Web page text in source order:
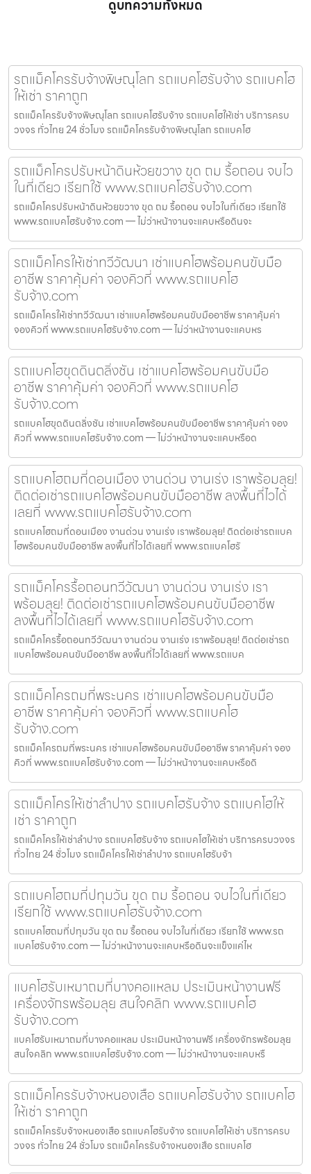
ดูบทความทั้งหมด
รถแม็คโครรับจ้างพิษณุโลก รถแบคโฮรับจ้าง รถแบคโฮ
ให้เช่า ราคาถูก
รถแม็คโครรับจ้างพิษณุโลก รถแบคโฮรับจ้าง รถแบคโฮให้เช่า บริการครบ
วงจร ทั่วไทย 24 ชั่วโมง รถแม็คโครรับจ้างพิษณุโลก รถแบคโฮ
รถแม็คโครปรับหน้าดินห้วยขวาง ขุด ถม รื้อถอน จบไว
ในที่เดียว เรียกใช้ www.รถแบคโฮรับจ้าง.com
รถแม็คโครปรับหน้าดินห้วยขวาง ขุด ถม รื้อถอน จบไวในที่เดียว เรียกใช้
www.รถแบคโฮรับจ้าง.com — ไม่ว่าหน้างานจะแคบหรือดินจะ
รถแม็คโครให้เช่าทวีวัฒนา เช่าแบคโฮพร้อมคนขับมือ
อาชีพ ราคาคุ้มค่า จองคิวที่ www.รถแบคโฮ
รับจ้าง.com
รถแม็คโครให้เช่าทวีวัฒนา เช่าแบคโฮพร้อมคนขับมืออาชีพ ราคาคุ้มค่า
จองคิวที่ www.รถแบคโฮรับจ้าง.com — ไม่ว่าหน้างานจะแคบหร
รถแบคโฮขุดดินตลิ่งชัน เช่าแบคโฮพร้อมคนขับมือ
อาชีพ ราคาคุ้มค่า จองคิวที่ www.รถแบคโฮ
รับจ้าง.com
รถแบคโฮขุดดินตลิ่งชัน เช่าแบคโฮพร้อมคนขับมืออาชีพ ราคาคุ้มค่า จอง
คิวที่ www.รถแบคโฮรับจ้าง.com — ไม่ว่าหน้างานจะแคบหรือด
รถแบคโฮถมที่ดอนเมือง งานด่วน งานเร่ง เราพร้อมลุย!
ติดต่อเช่ารถแบคโฮพร้อมคนขับมืออาชีพ ลงพื้นที่ไวได้
เลยที่ www.รถแบคโฮรับจ้าง.com
รถแบคโฮถมที่ดอนเมือง งานด่วน งานเร่ง เราพร้อมลุย! ติดต่อเช่ารถแบค
โฮพร้อมคนขับมืออาชีพ ลงพื้นที่ไวได้เลยที่ www.รถแบคโฮรั
รถแม็คโครรื้อถอนทวีวัฒนา งานด่วน งานเร่ง เรา
พร้อมลุย! ติดต่อเช่ารถแบคโฮพร้อมคนขับมืออาชีพ
ลงพื้นที่ไวได้เลยที่ www.รถแบคโฮรับจ้าง.com
รถแม็คโครรื้อถอนทวีวัฒนา งานด่วน งานเร่ง เราพร้อมลุย! ติดต่อเช่ารถ
แบคโฮพร้อมคนขับมืออาชีพ ลงพื้นที่ไวได้เลยที่ www.รถแบค
รถแม็คโครถมที่พระนคร เช่าแบคโฮพร้อมคนขับมือ
อาชีพ ราคาคุ้มค่า จองคิวที่ www.รถแบคโฮ
รับจ้าง.com
รถแม็คโครถมที่พระนคร เช่าแบคโฮพร้อมคนขับมืออาชีพ ราคาคุ้มค่า จอง
คิวที่ www.รถแบคโฮรับจ้าง.com — ไม่ว่าหน้างานจะแคบหรือดิ
รถแม็คโครให้เช่าลำปาง รถแบคโฮรับจ้าง รถแบคโฮให้
เช่า ราคาถูก
รถแม็คโครให้เช่าลำปาง รถแบคโฮรับจ้าง รถแบคโฮให้เช่า บริการครบวงจร
ทั่วไทย 24 ชั่วโมง รถแม็คโครให้เช่าลำปาง รถแบคโฮรับจ้า
รถแบคโฮถมที่ปทุมวัน ขุด ถม รื้อถอน จบไวในที่เดียว
เรียกใช้ www.รถแบคโฮรับจ้าง.com
รถแบคโฮถมที่ปทุมวัน ขุด ถม รื้อถอน จบไวในที่เดียว เรียกใช้ www.รถ
แบคโฮรับจ้าง.com — ไม่ว่าหน้างานจะแคบหรือดินจะแข็งแค่ไห
แบคโฮรับเหมาถมที่บางคอแหลม ประเมินหน้างานฟรี
เครื่องจักรพร้อมลุย สนใจคลิก www.รถแบคโฮ
รับจ้าง.com
แบคโฮรับเหมาถมที่บางคอแหลม ประเมินหน้างานฟรี เครื่องจักรพร้อมลุย
สนใจคลิก www.รถแบคโฮรับจ้าง.com — ไม่ว่าหน้างานจะแคบหรื
รถแม็คโครรับจ้างหนองเสือ รถแบคโฮรับจ้าง รถแบคโฮ
ให้เช่า ราคาถูก
รถแม็คโครรับจ้างหนองเสือ รถแบคโฮรับจ้าง รถแบคโฮให้เช่า บริการครบ
วงจร ทั่วไทย 24 ชั่วโมง รถแม็คโครรับจ้างหนองเสือ รถแบคโฮ